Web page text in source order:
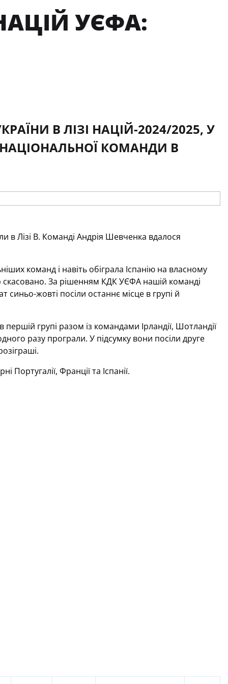
УЄФА:
В ЛІЗІ НАЦІЙ-2024/2025, У
КОМАНДИ В
в Лізі В. Команді Андрія Шевченка вдалося
команд і навіть обіграла Іспанію на власному
За рішенням КДК УЄФА нашій команді
синьо-жовті посіли останнє місце в групі й
першій групі разом із командами Ірландії, Шотландії
разу програли. У підсумку вони посіли друге
Франції та Іспанії.